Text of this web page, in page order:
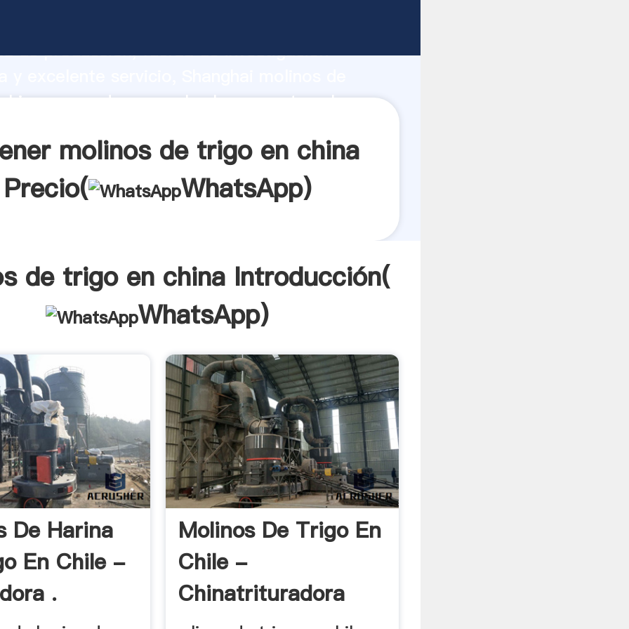
de producción, fuerza de investigación
proveedor crea el valor y aporta valores
molinos de trigo en china
Precio(
WhatsApp)
de trigo en china Introducción(
WhatsApp)
De Harina
En Chile -
.
Molinos De Trigo En
Chile -
Chinatrituradora